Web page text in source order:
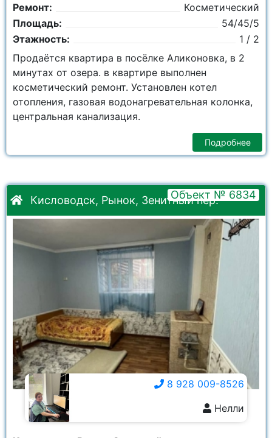
Ремонт:
Косметический
Площадь:
54/45/5
Этажность:
1 / 2
Продаётся квартира в посёлке Аликоновка, в 2
минутах от озера. в квартире выполнен
косметический ремонт. Установлен котел
отопления, газовая водонагревательная колонка,
центральная канализация.
Подробнее
Кисловодск, Рынок, Зенитный пер.
Объект № 6834
8 928 009-8526
Нелли